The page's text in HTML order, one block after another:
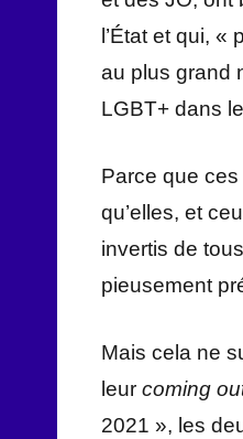
l’État et qui,
au plus grand
LGBT+ dans
Parce que
qu’elles, et
invertis de
pieusement
Mais cela ne
leur coming
2021 », les